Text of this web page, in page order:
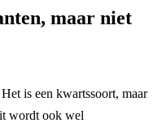
maar niet
is een kwartssoort, maar
wordt ook wel